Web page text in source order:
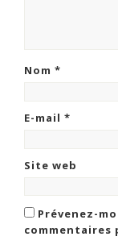
Nom *
E-mail *
Site web
Prévenez-
commentaires